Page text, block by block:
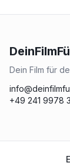
Dein Film für
+49 241 9978